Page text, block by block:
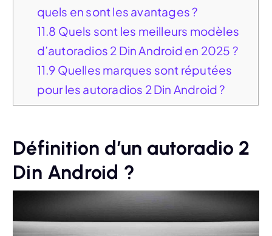
quels en sont les avantages ?
11.8 Quels sont les meilleurs modèles
d’autoradios 2 Din Android en 2025 ?
11.9 Quelles marques sont réputées
pour les autoradios 2 Din Android ?
Définition d’un autoradio 2
Din Android ?